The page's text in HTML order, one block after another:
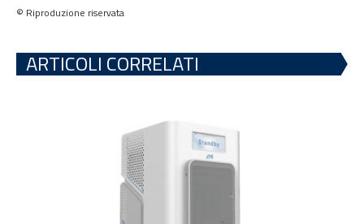
© Riproduzione riservata
ARTICOLI CORRELATI